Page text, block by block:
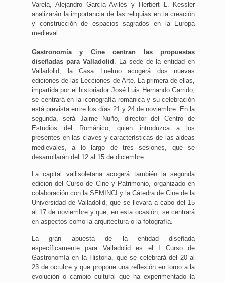
Varela, Alejandro García Avilés y Herbert L. Kessler
analizarán la importancia de las reliquias en la creación
y construcción de espacios sagrados en la Europa
medieval.
Gastronomía y Cine centran las propuestas
diseñadas para Valladolid . La sede de la entidad en
Valladolid, la Casa Luelmo acogerá dos nuevas
ediciones de las Lecciones de Arte. La primera de ellas,
impartida por el historiador José Luis Hernando Garrido,
se centrará en la iconografía románica y su celebración
está prevista entre los días 21 y 24 de noviembre. En la
segunda, será Jaime Nuño, director del Centro de
Estudios del Románico, quien introduzca a los
presentes en las claves y características de las aldeas
medievales, a lo largo de tres sesiones, que se
desarrollarán del 12 al 15 de diciembre.
La capital vallisoletana acogerá también la segunda
edición del Curso de Cine y Patrimonio, organizado en
colaboración con la SEMINCI y la Cátedra de Cine de la
Universidad de Valladolid, que se llevará a cabo del 15
al 17 de noviembre y que, en esta ocasión, se centrará
en aspectos como la arquitectura o la fotografía.
La gran apuesta de la entidad diseñada
específicamente para Valladolid es el I Curso de
Gastronomía en la Historia, que se celebrará del 20 al
23 de octubre y que propone una reflexión en torno a la
evolución o cambio cultural que ha experimentado la